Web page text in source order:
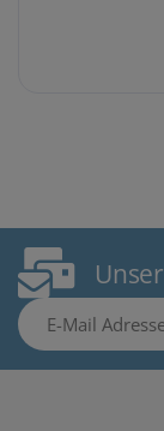
E-Mail Adresse